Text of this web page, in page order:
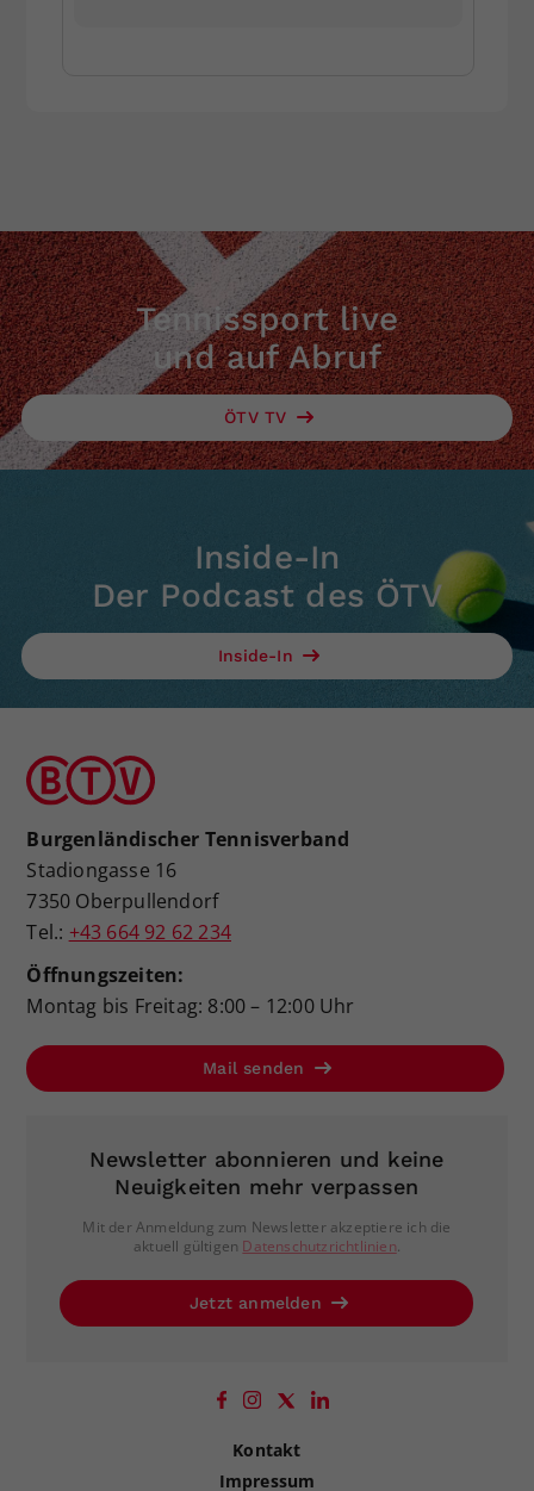
Tennissport live
und auf Abruf
ÖTV TV
Inside-In
Der Podcast des ÖTV
Inside-In
Burgenländischer Tennisverband
Stadiongasse 16
7350 Oberpullendorf
Tel.: +43 664 92 62 234
Öffnungszeiten:
Montag bis Freitag: 8:00 – 12:00 Uhr
Mail senden
Newsletter abonnieren und keine
Neuigkeiten mehr verpassen
Mit der Anmeldung zum Newsletter akzeptiere ich die
aktuell gültigen Datenschutzrichtlinien.
Jetzt anmelden
Kontakt
Impressum